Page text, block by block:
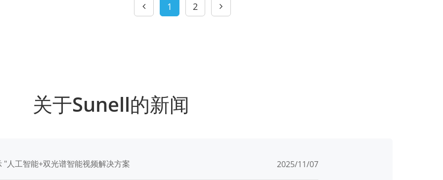
1 2
关于Sunell的新闻
"人工智能+双光谱智能视频解决方案 2025/11/07